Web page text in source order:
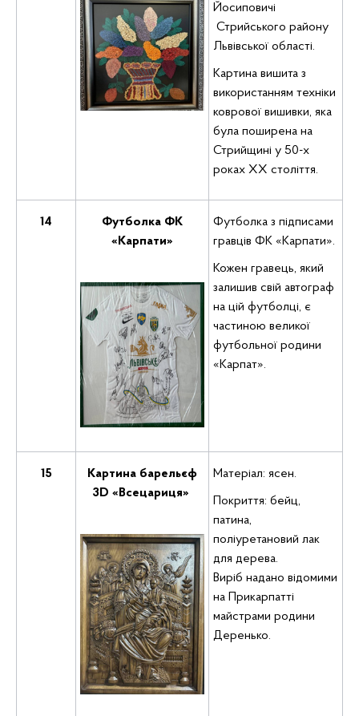
Йосиповичі
Стрийського району
Львівської області.
Картина вишита з
використанням техніки
коврової вишивки, яка
була поширена на
Стрийщині у 50-х
роках ХХ століття.
14
Футболка ФК
«Карпати»
Футболка з підписами
гравців ФК «Карпати».
Кожен гравець, який
залишив свій автограф
на цій футболці, є
частиною великої
футбольної родини
«Карпат».
15
Картина барельєф
3D «Всецариця»
Матеріал: ясен.
Покриття: бейц,
патина,
поліуретановий лак
для дерева.
Виріб надано відомими
на Прикарпатті
майстрами родини
Деренько.